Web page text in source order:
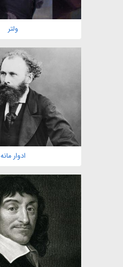
ولتر
ادوار مانه